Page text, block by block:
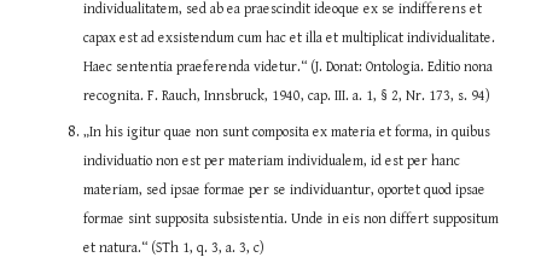
individualitatem, sed ab ea praescindit ideoque ex se indifferens et
capax est ad exsistendum cum hac et illa et multiplicat individualitate.
Haec sententia praeferenda videtur.“ (J. Donat: Ontologia. Editio nona
recognita. F. Rauch, Innsbruck, 1940, cap. III. a. 1, § 2, Nr. 173, s. 94)
„In his igitur quae non sunt composita ex materia et forma, in quibus
individuatio non est per materiam individualem, id est per hanc
materiam, sed ipsae formae per se individuantur, oportet quod ipsae
formae sint supposita subsistentia. Unde in eis non differt suppositum
et natura.“ (STh 1, q. 3, a. 3, c)